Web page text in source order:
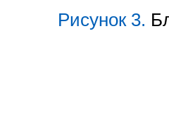
Рисунок 3.